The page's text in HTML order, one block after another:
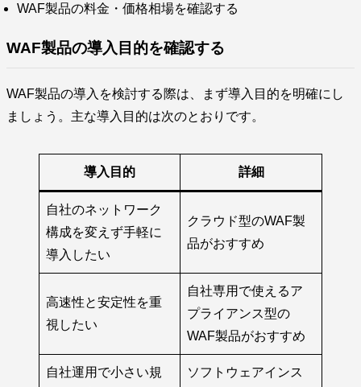
WAF製品の料金・価格相場を確認する
WAF製品の導入目的を確認する
WAF製品の導入を検討する際は、まず導入目的を明確にし
ましょう。主な導入目的は次のとおりです。
導入目的 詳細
自社のネットワーク
構成を変えず手軽に
導入したい
クラウド型のWAF製
品がおすすめ
高速性と安定性を重
視したい
自社専用で使えるア
プライアンス型の
WAF製品がおすすめ
自社運用で小さい規
ソフトウェアインス